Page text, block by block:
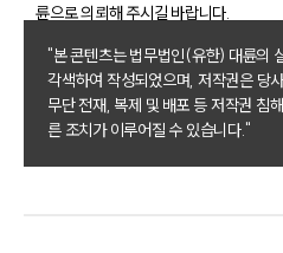
건설부
전
구성원
륜으로 의뢰해 주시길 바랍니다.
"본 콘텐츠는 법무법인(유한) 대륜의
각색하여 작성되었으며, 저작권은 당
무단 전재, 복제 및 배포 등 저작권 침
른 조치가 이루어질 수 있습니다."